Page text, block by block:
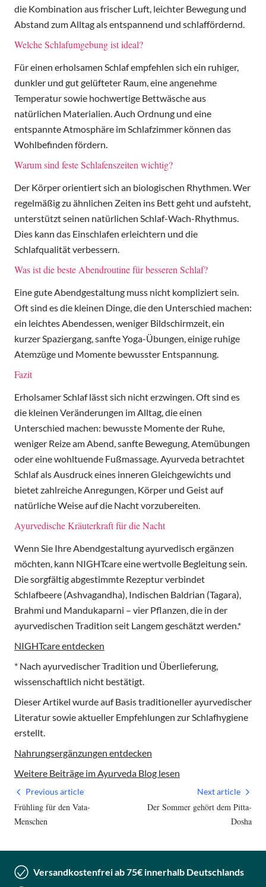
die Kombination aus frischer Luft, leichter Bewegung und
Abstand zum Alltag als entspannend und schlaffördernd.
Welche Schlafumgebung ist ideal?
Für einen erholsamen Schlaf empfehlen sich ein ruhiger,
dunkler und gut gelüfteter Raum, eine angenehme
Temperatur sowie hochwertige Bettwäsche aus
natürlichen Materialien. Auch Ordnung und eine
entspannte Atmosphäre im Schlafzimmer können das
Wohlbefinden fördern.
Warum sind feste Schlafenszeiten wichtig?
Der Körper orientiert sich an biologischen Rhythmen. Wer
regelmäßig zu ähnlichen Zeiten ins Bett geht und aufsteht,
unterstützt seinen natürlichen Schlaf-Wach-Rhythmus.
Dies kann das Einschlafen erleichtern und die
Schlafqualität verbessern.
Was ist die beste Abendroutine für besseren Schlaf?
Eine gute Abendgestaltung muss nicht kompliziert sein.
Oft sind es die kleinen Dinge, die den Unterschied machen:
ein leichtes Abendessen, weniger Bildschirmzeit, ein
kurzer Spaziergang, sanfte Yoga-Übungen, einige ruhige
Atemzüge und Momente bewusster Entspannung.
Fazit
Erholsamer Schlaf lässt sich nicht erzwingen. Oft sind es
die kleinen Veränderungen im Alltag, die einen
Unterschied machen: bewusste Momente der Ruhe,
weniger Reize am Abend, sanfte Bewegung, Atemübungen
oder eine wohltuende Fußmassage. Ayurveda betrachtet
Schlaf als Ausdruck eines inneren Gleichgewichts und
bietet zahlreiche Anregungen, Körper und Geist auf
natürliche Weise auf die Nacht vorzubereiten.
Ayurvedische Kräuterkraft für die Nacht
Wenn Sie Ihre Abendgestaltung ayurvedisch ergänzen
möchten, kann NIGHTcare eine wertvolle Begleitung sein.
Die sorgfältig abgestimmte Rezeptur verbindet
Schlafbeere (Ashvagandha), Indischen Baldrian (Tagara),
Brahmi und Mandukaparni – vier Pflanzen, die in der
ayurvedischen Tradition seit Langem geschätzt werden.*
NIGHTcare entdecken
* Nach ayurvedischer Tradition und Überlieferung,
wissenschaftlich nicht bestätigt.
Dieser Artikel wurde auf Basis traditioneller ayurvedischer
Literatur sowie aktueller Empfehlungen zur Schlafhygiene
erstellt.
Nahrungsergänzungen entdecken
Weitere Beiträge im Ayurveda Blog lesen
Previous article
Frühling für den Vata-
Menschen
Next article
Der Sommer gehört dem Pitta-
Dosha
Versandkostenfrei ab 75€ innerhalb Deutschlands